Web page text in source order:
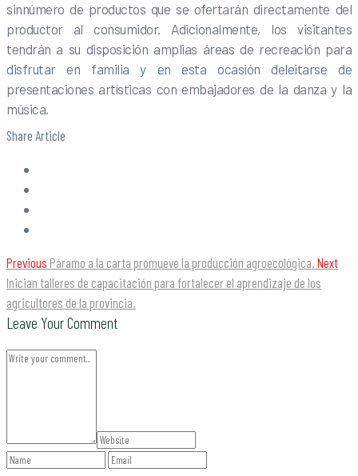
sinnúmero de productos que se ofertarán directamente del
productor al consumidor. Adicionalmente, los visitantes
tendrán a su disposición amplias áreas de recreación para
disfrutar en familia y en esta ocasión deleitarse de
presentaciones artísticas con embajadores de la danza y la
música.
Share Article
Previous Páramo a la carta promueve la producción agroecológica. Next
Inician talleres de capacitación para fortalecer el aprendizaje de los
agricultores de la provincia.
Leave Your Comment